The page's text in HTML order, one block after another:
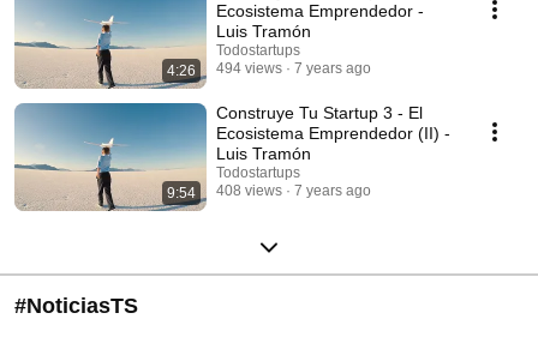
4:26
Ecosistema Emprendedor -
Luis Tramón
Todostartups
494 views
7 years ago
9:54
Construye Tu Startup 3 - El
Ecosistema Emprendedor (II) -
Luis Tramón
Todostartups
408 views
7 years ago
#NoticiasTS